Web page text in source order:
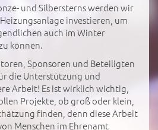
und Silbersterns werden wir
investieren, um
auch im Winter
können.
Sponsoren und Beteiligten
die Unterstützung und
Arbeit! Es ist wirklich wichtig,
Projekte, ob groß oder klein,
finden, denn diese Arbeit
Menschen im Ehrenamt